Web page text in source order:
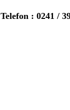
Telefon : 0241 /